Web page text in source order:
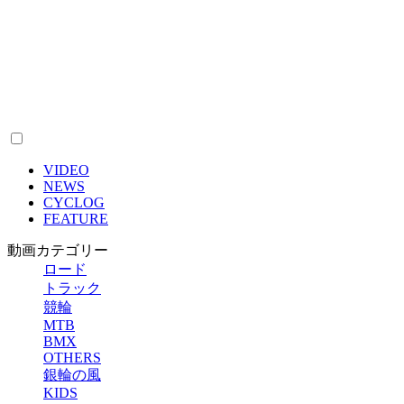
VIDEO
NEWS
CYCLOG
FEATURE
動画カテゴリー
ロード
トラック
競輪
MTB
BMX
OTHERS
銀輪の風
KIDS